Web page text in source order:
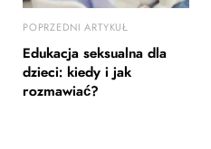
POPRZEDNI ARTYKUŁ
Edukacja seksualna dla
dzieci: kiedy i jak
rozmawiać?